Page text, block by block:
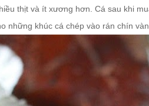
thịt và ít xương hơn. Cá sau khi
những khúc cá chép vào rán chín